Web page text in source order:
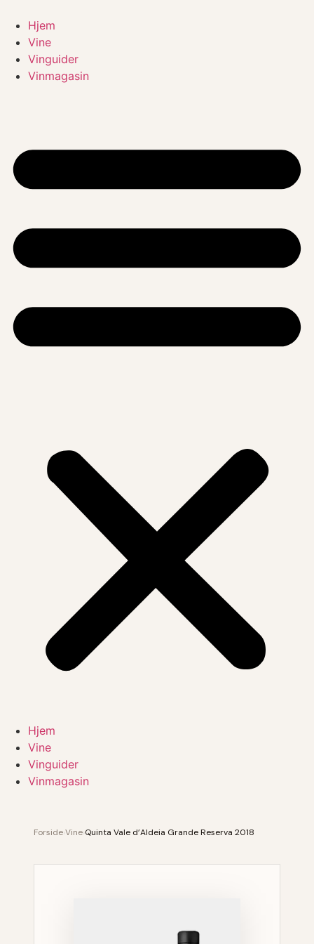
indhold
Hjem
Vine
Vinguider
Vinmagasin
Hjem
Vine
Vinguider
Vinmagasin
ForsideVine Quinta Vale d’Aldeia Grande Reserva 2018